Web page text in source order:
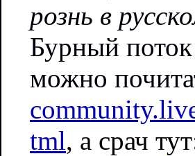
рознь в
Бурный
можно
tml, а срач